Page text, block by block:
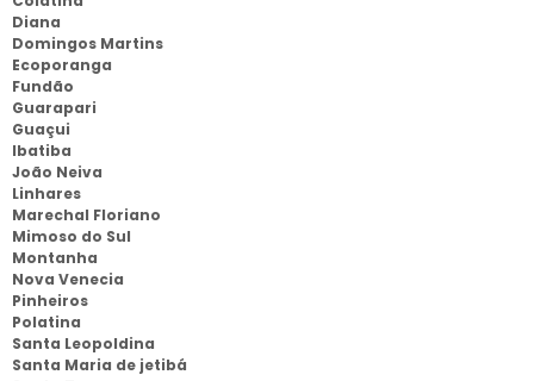
Diana
Domingos Martins
Ecoporanga
Fundão
Guarapari
Guaçui
Ibatiba
João Neiva
Linhares
Marechal Floriano
Mimoso do Sul
Montanha
Nova Venecia
Pinheiros
Polatina
Santa Leopoldina
Santa Maria de jetibá